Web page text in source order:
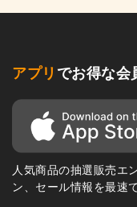
アプリ でお得な会
人気商品の抽選販売エ
ン、セール情報を最速